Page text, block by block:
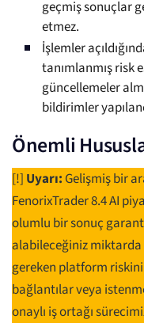
geçmiş sonuçlar
etmez.
İşlemler
tanımlanmış risk
güncellemeler
bildirimler
Önemli
[!] Uyarı: Gelişmiş bir
FenorixTrader 8.4 AI
olumlu bir sonuç
alabileceğiniz miktarda
gereken platform
bağlantılar veya
onaylı iş ortağı